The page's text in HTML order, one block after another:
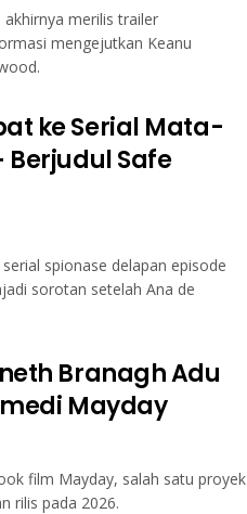
merilis trailer
mengejutkan Keanu
ke Serial Mata-
Berjudul Safe
spionase delapan episode
sorotan setelah Ana de
Branagh Adu
Mayday
film Mayday, salah satu proyek
rilis pada 2026.